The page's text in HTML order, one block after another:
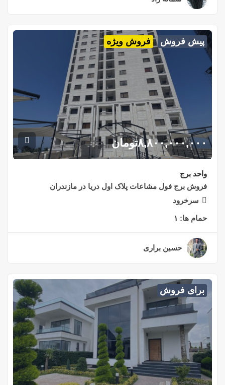
پیش فروش فروش ویژه
۸,۸۰۰,۰۰۰,۰۰۰تومان
واحد برج
فروش برج فول مشاعات پلاک اول دریا در مازندران
سرخرود
حمام ها: ۱
حسین براری
برای فروش